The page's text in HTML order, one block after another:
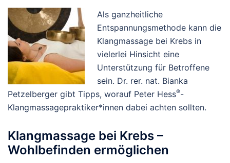
Als ganzheitliche
Entspannungsmethode kann die
Klangmassage bei Krebs in
vielerlei Hinsicht eine
Unterstützung für Betroffene
sein. Dr. rer. nat. Bianka
Petzelberger gibt Tipps, worauf Peter Hess®-
Klangmassagepraktiker*innen dabei achten sollten.
Klangmassage bei Krebs –
Wohlbefinden ermöglichen